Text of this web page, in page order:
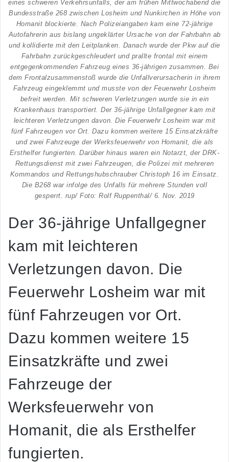
eines schweren Verkehrsunfalls, der am frühen Mittwochabend die
Bundesstraße 268 zwischen Losheim und Nunkirchen in Höhe von
Homanit blockierte. Nach Polizeiangaben kam eine 72-jährige
Autofahrerin aus bislang ungeklärter Ursache von der Fahrbahn ab
und kollidierte mit den Leitplanken. Danach wurde der Pkw auf die
Fahrbahn zurückgeschleudert und prallte frontal mit einem
entgegenkommenden Fahrzeug eines 36-jährigen zusammen. Bei
dem Frontalzusammenstoß wurde die Unfallverursacherin in ihrem
Fahrzeug eingeklemmt und musste von der Feuerwehr Losheim
befreit werden. Mit schweren Verletzungen wurde sie in ein
Krankenhaus transportiert. Der 36-jährige Unfallgegner kam mit
leichteren Verletzungen davon. Die Feuerwehr Losheim war mit
fünf Fahrzeugen vor Ort. Dazu kommen weitere 15 Einsatzkräfte
und zwei Fahrzeuge der Werksfeuerwehr von Homanit, die als
Ersthelfer fungierten. Darüber hinaus waren ein Notarzt, der DRK-
Rettungsdienst mit zwei Fahrzeugen, die Polizei mit mehreren
Kommandos und Rettungshubschrauber Christoph 16 im Einsatz.
Die B268 war infolge des Unfalls für mehrere Stunden voll
gesperrt. rup/ Foto: Rolf Ruppenthal/ 6. Nov. 2019
Der 36-jährige Unfallgegner
kam mit leichteren
Verletzungen davon. Die
Feuerwehr Losheim war mit
fünf Fahrzeugen vor Ort.
Dazu kommen weitere 15
Einsatzkräfte und zwei
Fahrzeuge der
Werksfeuerwehr von
Homanit, die als Ersthelfer
fungierten.